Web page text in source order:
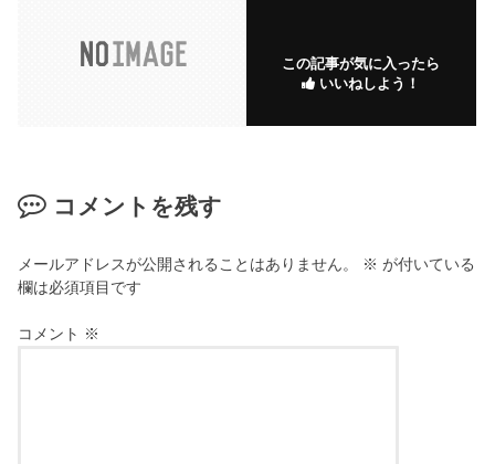
この記事が気に入ったら
いいねしよう！
コメントを残す
メールアドレスが公開されることはありません。 ※ が付いている
欄は必須項目です
コメント ※